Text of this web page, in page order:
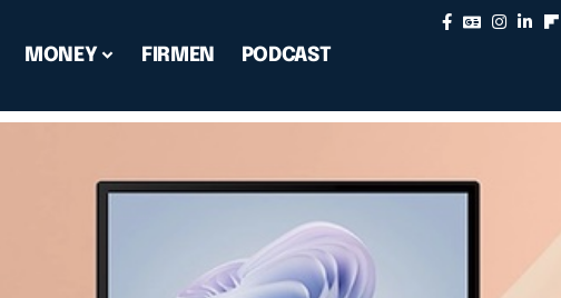
MONEY FIRMEN PODCAST